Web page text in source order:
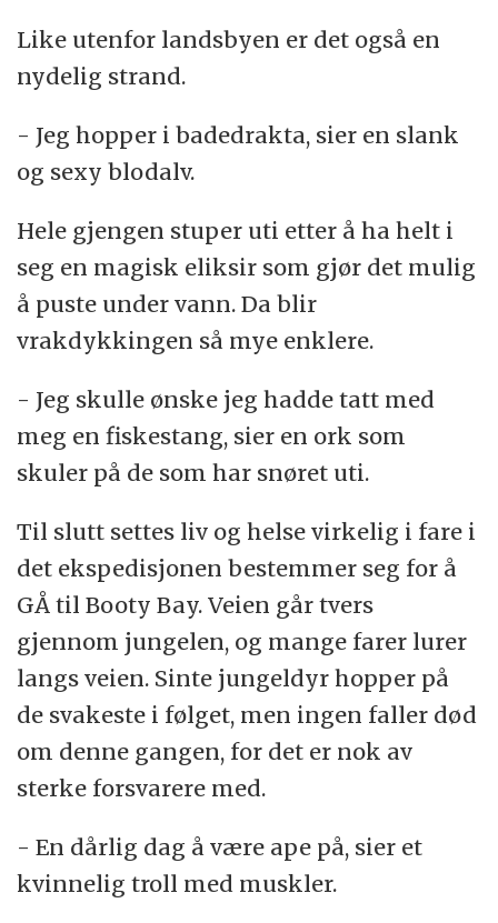
Like utenfor landsbyen er det også en
nydelig strand.
- Jeg hopper i badedrakta, sier en slank
og sexy blodalv.
Hele gjengen stuper uti etter å ha helt i
seg en magisk eliksir som gjør det mulig
å puste under vann. Da blir
vrakdykkingen så mye enklere.
- Jeg skulle ønske jeg hadde tatt med
meg en fiskestang, sier en ork som
skuler på de som har snøret uti.
Til slutt settes liv og helse virkelig i fare i
det ekspedisjonen bestemmer seg for å
GÅ til Booty Bay. Veien går tvers
gjennom jungelen, og mange farer lurer
langs veien. Sinte jungeldyr hopper på
de svakeste i følget, men ingen faller død
om denne gangen, for det er nok av
sterke forsvarere med.
- En dårlig dag å være ape på, sier et
kvinnelig troll med muskler.